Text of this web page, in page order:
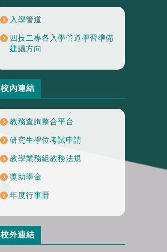
入學管道
四技二專各入學管道學習準備
建議方向
校內連結
教務查詢整合平台
研究生學位考試申請
教學業務組教務法規
獎助學金
年度行事曆
校外連結